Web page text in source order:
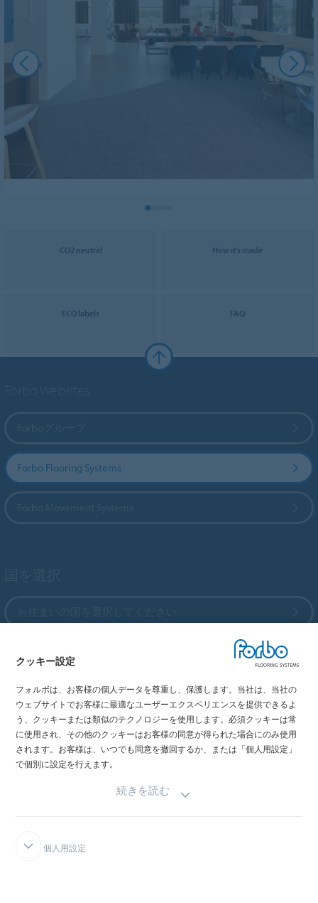
CO2 neutral How it's made
ECO labels FAQ
Forbo Flooring Systems
My Forbo
最新カタログ
メディア掲載情報
イベント情報
ショールーム
クッキー設定
フォルボは、お客様の個人データを尊重し、保護します。当社は、当社の
ウェブサイトでお客様に最適なユーザーエクスペリエンスを提供できるよ
う、クッキーまたは類似のテクノロジーを使用します。必須クッキーは常
に使用され、その他のクッキーはお客様の同意が得られた場合にのみ使用
されます。お客様は、いつでも同意を撤回するか、または「個人用設定」
で個別に設定を行えます。
続きを読む
個人用設定